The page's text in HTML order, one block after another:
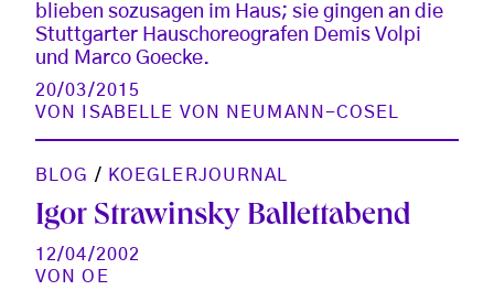
blieben sozusagen im Haus; sie gingen an die
Stuttgarter Hauschoreografen Demis Volpi
und Marco Goecke.
20/03/2015
VON
ISABELLE VON NEUMANN-COSEL
BLOG / KOEGLERJOURNAL
Igor Strawinsky Ballettabend
12/04/2002
VONOE